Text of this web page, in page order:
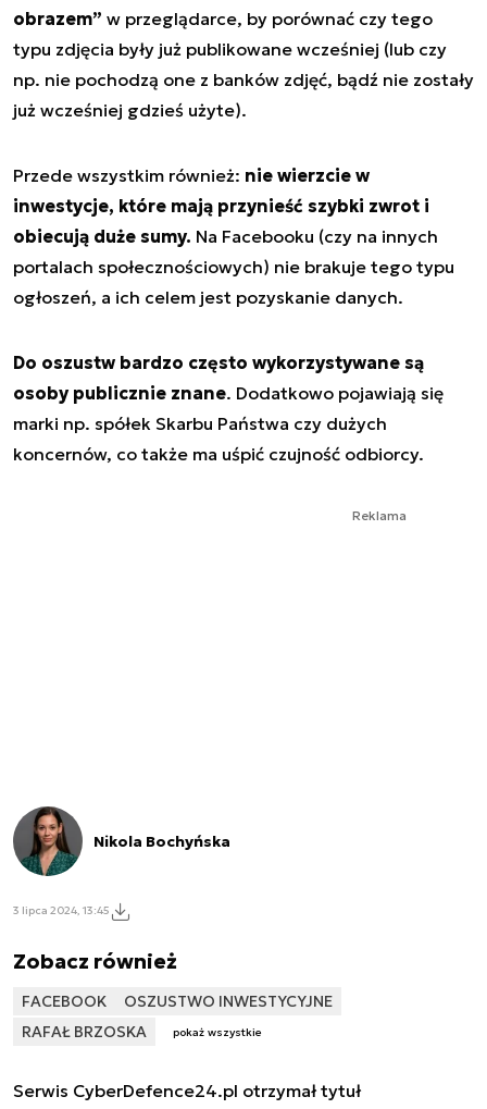
obrazem” w przeglądarce, by porównać czy tego
typu zdjęcia były już publikowane wcześniej (lub czy
np. nie pochodzą one z banków zdjęć, bądź nie zostały
już wcześniej gdzieś użyte).
Przede wszystkim również: nie wierzcie w
inwestycje, które mają przynieść szybki zwrot i
obiecują duże sumy. Na Facebooku (czy na innych
portalach społecznościowych) nie brakuje tego typu
ogłoszeń, a ich celem jest pozyskanie danych.
Do oszustw bardzo często wykorzystywane są
osoby publicznie znane. Dodatkowo pojawiają się
marki np. spółek Skarbu Państwa czy dużych
koncernów, co także ma uśpić czujność odbiorcy.
Reklama
Nikola Bochyńska
3 lipca 2024, 13:45
Zobacz również
FACEBOOK
OSZUSTWO INWESTYCYJNE
RAFAŁ BRZOSKA
pokaż wszystkie
Serwis CyberDefence24.pl otrzymał tytuł